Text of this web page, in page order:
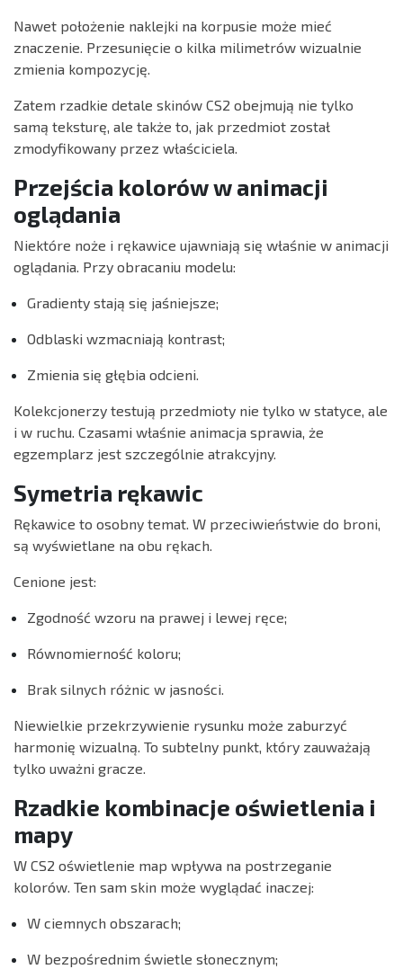
Nawet położenie naklejki na korpusie może mieć
znaczenie. Przesunięcie o kilka milimetrów wizualnie
zmienia kompozycję.
Zatem rzadkie detale skinów CS2 obejmują nie tylko
samą teksturę, ale także to, jak przedmiot został
zmodyfikowany przez właściciela.
Przejścia kolorów w animacji
oglądania
Niektóre noże i rękawice ujawniają się właśnie w animacji
oglądania. Przy obracaniu modelu:
Gradienty stają się jaśniejsze;
Odblaski wzmacniają kontrast;
Zmienia się głębia odcieni.
Kolekcjonerzy testują przedmioty nie tylko w statyce, ale
i w ruchu. Czasami właśnie animacja sprawia, że
egzemplarz jest szczególnie atrakcyjny.
Symetria rękawic
Rękawice to osobny temat. W przeciwieństwie do broni,
są wyświetlane na obu rękach.
Cenione jest:
Zgodność wzoru na prawej i lewej ręce;
Równomierność koloru;
Brak silnych różnic w jasności.
Niewielkie przekrzywienie rysunku może zaburzyć
harmonię wizualną. To subtelny punkt, który zauważają
tylko uważni gracze.
Rzadkie kombinacje oświetlenia i
mapy
W CS2 oświetlenie map wpływa na postrzeganie
kolorów. Ten sam skin może wyglądać inaczej:
W ciemnych obszarach;
W bezpośrednim świetle słonecznym;